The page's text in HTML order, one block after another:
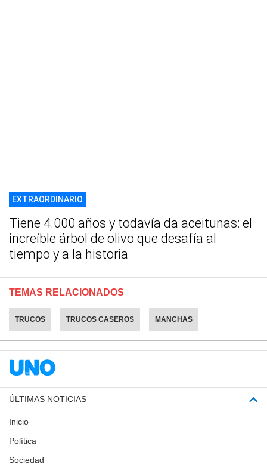
EXTRAORDINARIO
Tiene 4.000 años y todavía da aceitunas: el
increíble árbol de olivo que desafía al
tiempo y a la historia
TEMAS RELACIONADOS
TRUCOS TRUCOS CASEROS MANCHAS
ÚLTIMAS NOTICIAS
Inicio
Política
Sociedad